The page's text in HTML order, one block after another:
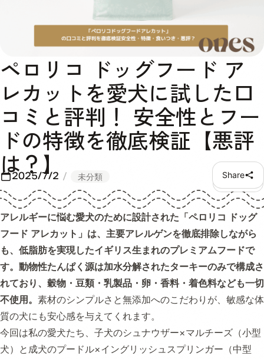
ペロリコ ドッグフード ア
レカットを愛犬に試した口
コミと評判！ 安全性とフー
ドの特徴を徹底検証【悪評
は？】
2025/7/2 未分類 Share
アレルギーに悩む愛犬のために設計された「ペロリコ ドッグ
フード アレカット」は、主要アレルゲンを徹底排除しながら
も、低脂肪を実現したイギリス生まれのプレミアムフードで
す。動物性たんぱく源は加水分解されたターキーのみで構成さ
れており、穀物・豆類・乳製品・卵・香料・着色料なども一切
不使用。 素材のシンプルさと無添加へのこだわりが、敏感な体
質の犬にも安心感を与えてくれます。
今回は私の愛犬たち、子犬のシュナウザー×マルチーズ（小型
犬）と成犬のプードル×イングリッシュスプリンガー（中型